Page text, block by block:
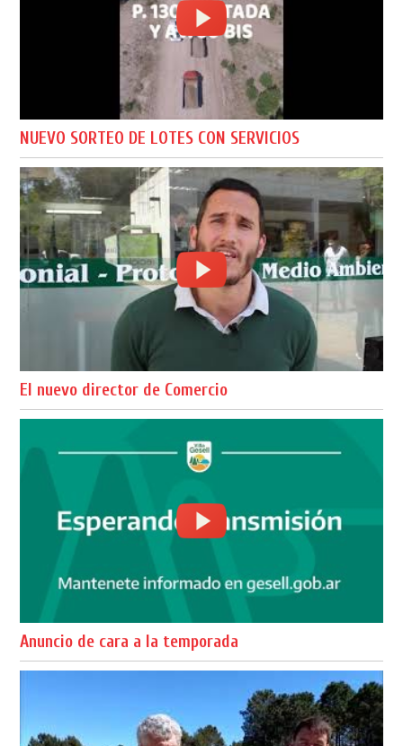
NUEVO SORTEO DE LOTES CON SERVICIOS
El nuevo director de Comercio
Anuncio de cara a la temporada